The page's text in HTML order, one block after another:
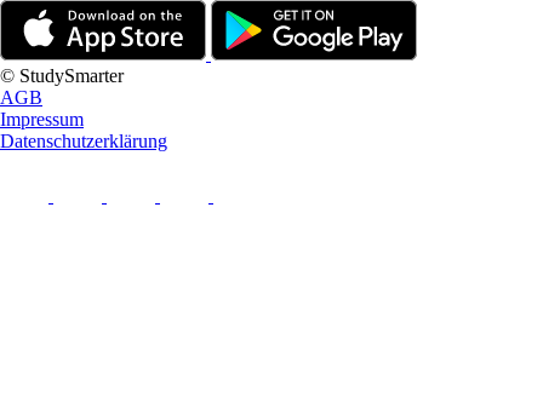
© StudySmarter
AGB
Impressum
Datenschutzerklärung